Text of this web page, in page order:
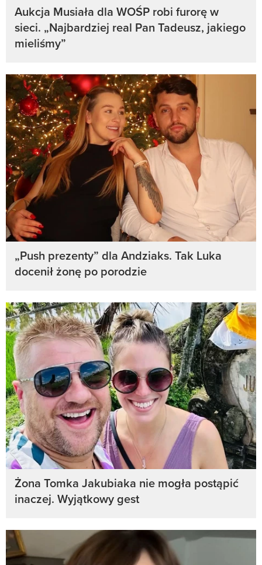
Aukcja Musiała dla WOŚP robi furorę w
sieci. „Najbardziej real Pan Tadeusz, jakiego
mieliśmy”
„Push prezenty” dla Andziaks. Tak Luka
docenił żonę po porodzie
Żona Tomka Jakubiaka nie mogła postąpić
inaczej. Wyjątkowy gest